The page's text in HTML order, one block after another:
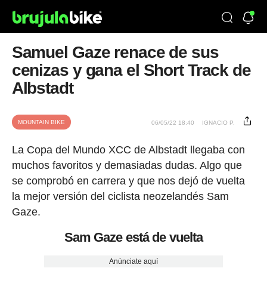
Samuel Gaze renace de sus
cenizas y gana el Short Track de
Albstadt
MOUNTAIN BIKE 06/05/22 18:40 IGNACIO P.
La Copa del Mundo XCC de Albstadt llegaba con
muchos favoritos y demasiadas dudas. Algo que
se comprobó en carrera y que nos dejó de vuelta
la mejor versión del ciclista neozelandés Sam
Gaze.
Sam Gaze está de vuelta
Anúnciate aquí